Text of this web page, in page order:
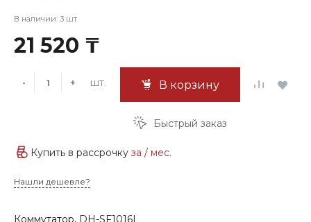
В наличии: 3 шт
21 520 ₸
- + шт. В корзину
Быстрый заказ
Купить в рассрочку за / мес.
Нашли дешевле?
Коммутатор, DH-SF1016L